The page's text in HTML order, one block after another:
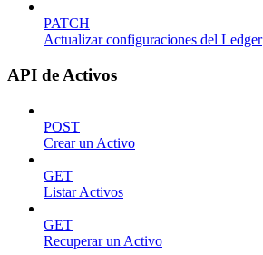
PATCH
Actualizar configuraciones del Ledger
API de Activos
POST
Crear un Activo
GET
Listar Activos
GET
Recuperar un Activo